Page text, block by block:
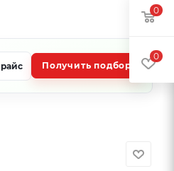
Получить подбор
0
0